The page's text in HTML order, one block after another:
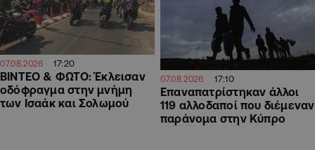
07.08.2026 17:20
ΒΙΝΤΕΟ & ΦΩΤΟ: Έκλεισαν
οδόφραγμα στην μνήμη
των Ισαάκ και Σολωμού
07.08.2026 17:10
Επαναπατρίστηκαν άλλοι
119 αλλοδαποί που διέμεναν
παράνομα στην Κύπρο